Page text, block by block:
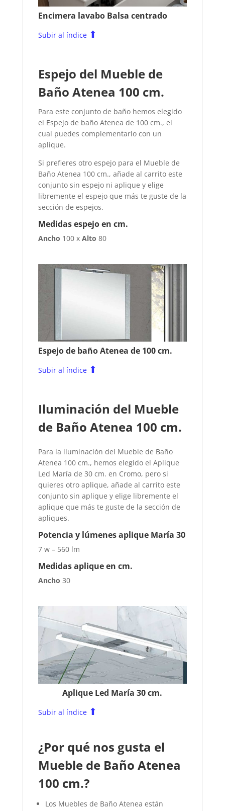
Encimera lavabo Balsa centrado
Subir al índice ⬆
Espejo del Mueble de
Baño Atenea 100 cm.
Para este conjunto de baño hemos elegido
el Espejo de baño Atenea de 100 cm., el
cual puedes complementarlo con un
aplique.
Si prefieres otro espejo para el Mueble de
Baño Atenea 100 cm., añade al carrito este
conjunto sin espejo ni aplique y elige
libremente el espejo que más te guste de la
sección de espejos.
Medidas espejo en cm.
Ancho 100 x Alto 80
Espejo de baño Atenea de 100 cm.
Subir al índice ⬆
Iluminación del Mueble
de Baño Atenea 100 cm.
Para la iluminación del Mueble de Baño
Atenea 100 cm., hemos elegido el Aplique
Led María de 30 cm. en Cromo, pero si
quieres otro aplique, añade al carrito este
conjunto sin aplique y elige libremente el
aplique que más te guste de la sección de
apliques.
Potencia y lúmenes aplique María 30
7 w – 560 lm
Medidas aplique en cm.
Ancho 30
Aplique Led María 30 cm.
Subir al índice ⬆
¿Por qué nos gusta el
Mueble de Baño Atenea
100 cm.?
Los Muebles de Baño Atenea están